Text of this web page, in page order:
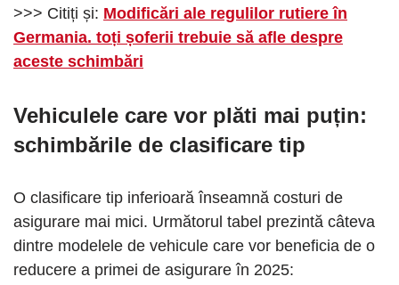
>>> Citiți și: Modificări ale regulilor rutiere în
Germania. toți șoferii trebuie să afle despre
aceste schimbări
Vehiculele care vor plăti mai puțin:
schimbările de clasificare tip
O clasificare tip inferioară înseamnă costuri de
asigurare mai mici. Următorul tabel prezintă câteva
dintre modelele de vehicule care vor beneficia de o
reducere a primei de asigurare în 2025: